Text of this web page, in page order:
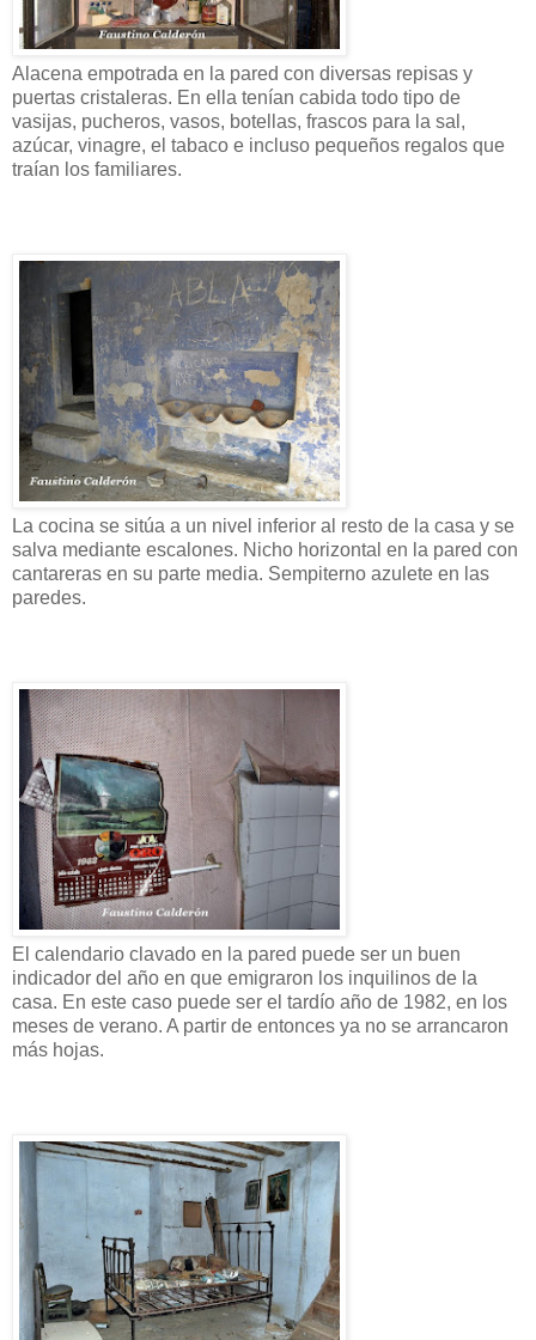
Alacena empotrada en la pared con diversas repisas y
puertas cristaleras. En ella tenían cabida todo tipo de
vasijas, pucheros, vasos, botellas, frascos para la sal,
azúcar, vinagre, el tabaco e incluso pequeños regalos que
traían los familiares.
La cocina se sitúa a un nivel inferior al resto de la casa y se
salva mediante escalones. Nicho horizontal en la pared con
cantareras en su parte media. Sempiterno azulete en las
paredes.
El calendario clavado en la pared puede ser un buen
indicador del año en que emigraron los inquilinos de la
casa. En este caso puede ser el tardío año de 1982, en los
meses de verano. A partir de entonces ya no se arrancaron
más hojas.